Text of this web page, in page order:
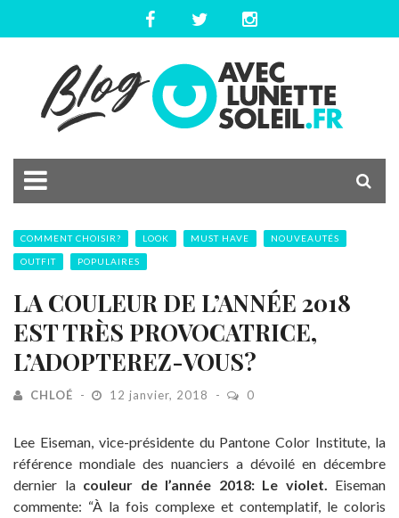
COMMENT CHOISIR? LOOK MUST HAVE NOUVEAUTÉS
OUTFIT POPULAIRES
LA COULEUR DE L’ANNÉE 2018
EST TRÈS PROVOCATRICE,
L’ADOPTEREZ-VOUS?
CHLOÉ 12 janvier, 2018 0
Lee Eiseman, vice-présidente du Pantone Color Institute, la
référence mondiale des nuanciers a dévoilé en décembre
dernier la couleur de l’année 2018: Le violet. Eiseman
commente: “À la fois complexe et contemplatif, le coloris